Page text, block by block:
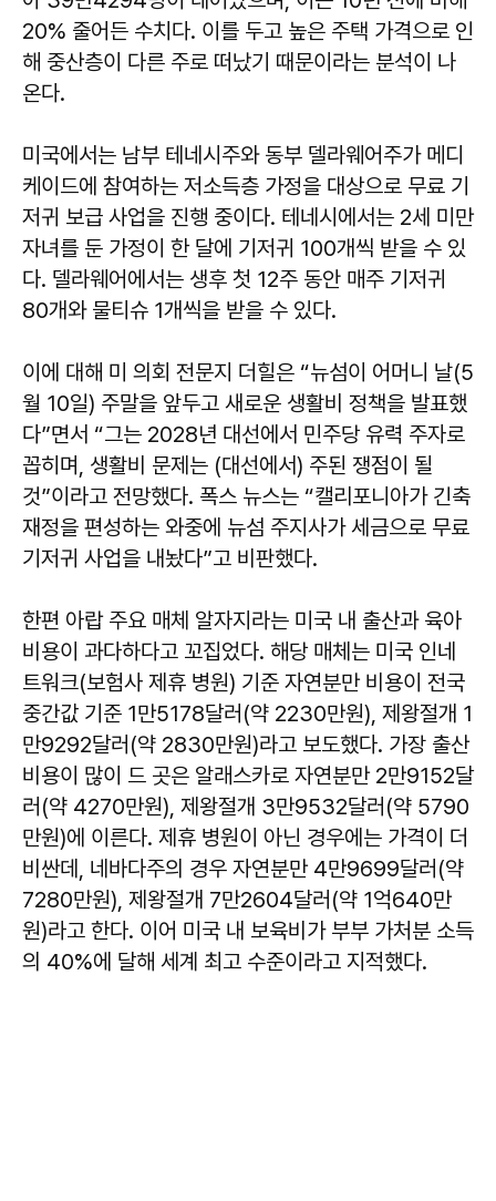
20% 줄어든 수치다. 이를 두고 높은 주택 가격으로 인
해 중산층이 다른 주로 떠났기 때문이라는 분석이 나
온다.
미국에서는 남부 테네시주와 동부 델라웨어주가 메디
케이드에 참여하는 저소득층 가정을 대상으로 무료 기
저귀 보급 사업을 진행 중이다. 테네시에서는 2세 미만
자녀를 둔 가정이 한 달에 기저귀 100개씩 받을 수 있
다. 델라웨어에서는 생후 첫 12주 동안 매주 기저귀
80개와 물티슈 1개씩을 받을 수 있다.
이에 대해 미 의회 전문지 더힐은 “뉴섬이 어머니 날(5
월 10일) 주말을 앞두고 새로운 생활비 정책을 발표했
다”면서 “그는 2028년 대선에서 민주당 유력 주자로
꼽히며, 생활비 문제는 (대선에서) 주된 쟁점이 될
것”이라고 전망했다. 폭스 뉴스는 “캘리포니아가 긴축
재정을 편성하는 와중에 뉴섬 주지사가 세금으로 무료
기저귀 사업을 내놨다”고 비판했다.
한편 아랍 주요 매체 알자지라는 미국 내 출산과 육아
비용이 과다하다고 꼬집었다. 해당 매체는 미국 인네
트워크(보험사 제휴 병원) 기준 자연분만 비용이 전국
중간값 기준 1만5178달러(약 2230만원), 제왕절개 1
만9292달러(약 2830만원)라고 보도했다. 가장 출산
비용이 많이 드 곳은 알래스카로 자연분만 2만9152달
러(약 4270만원), 제왕절개 3만9532달러(약 5790
만원)에 이른다. 제휴 병원이 아닌 경우에는 가격이 더
비싼데, 네바다주의 경우 자연분만 4만9699달러(약
7280만원), 제왕절개 7만2604달러(약 1억640만
원)라고 한다. 이어 미국 내 보육비가 부부 가처분 소득
의 40%에 달해 세계 최고 수준이라고 지적했다.